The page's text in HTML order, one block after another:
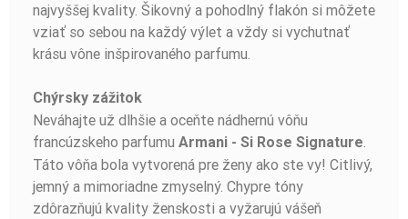
najvyššej kvality. Šikovný a pohodlný flakón si môžete
vziať so sebou na každý výlet a vždy si vychutnať
krásu vône inšpirovaného parfumu.
Chýrsky zážitok
Neváhajte už dlhšie a oceňte nádhernú vôňu
francúzskeho parfumu Armani - Si Rose Signature.
Táto vôňa bola vytvorená pre ženy ako ste vy! Citlivý,
jemný a mimoriadne zmyselný. Chypre tóny
zdôrazňujú kvality ženskosti a vyžarujú vášeň